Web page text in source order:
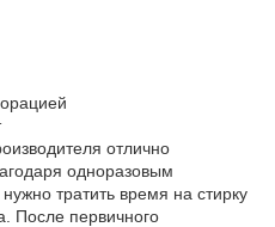
отлично
одноразовым
тратить время на стирку
После первичного